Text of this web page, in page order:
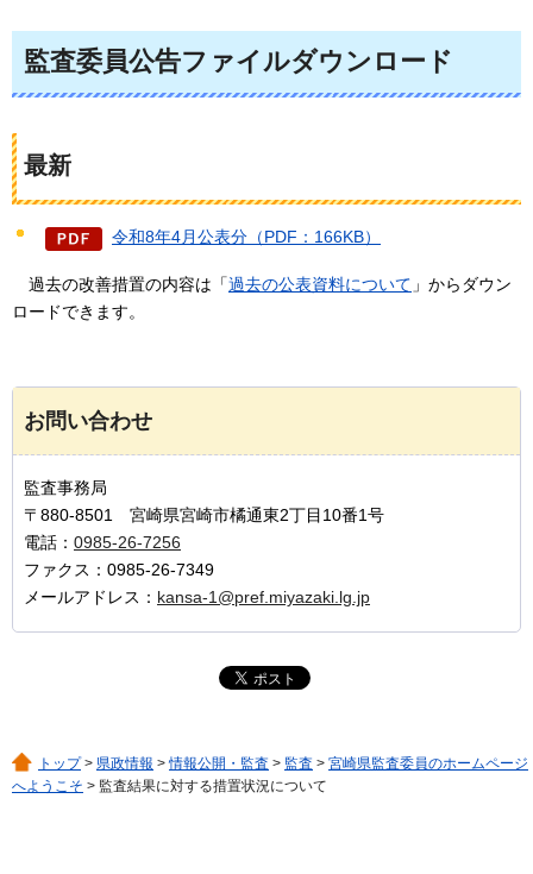
監査委員公告ファイルダウンロード
最新
令和8年4月公表分（PDF：166KB）
過去の改善措置の内容は「過去の公表資料について 」からダウン
ロードできます。
お問い合わせ
監査事務局
〒880-8501 宮崎県宮崎市橘通東2丁目10番1号
電話： 0985-26-7256
ファクス：0985-26-7349
メールアドレス： kansa-1@pref.miyazaki.lg.jp
トップ> 県政情報 >情報公開・監査 > 監査 > 宮崎県監査委員のホームページ
へようこそ > 監査結果に対する措置状況について